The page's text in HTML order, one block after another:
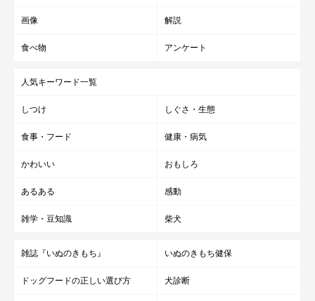
画像 解説
食べ物 アンケート
人気キーワード一覧
しつけ しぐさ・生態
食事・フード 健康・病気
かわいい おもしろ
あるある 感動
雑学・豆知識 柴犬
雑誌『いぬのきもち』 いぬのきもち健保
ドッグフードの正しい選び方 犬診断